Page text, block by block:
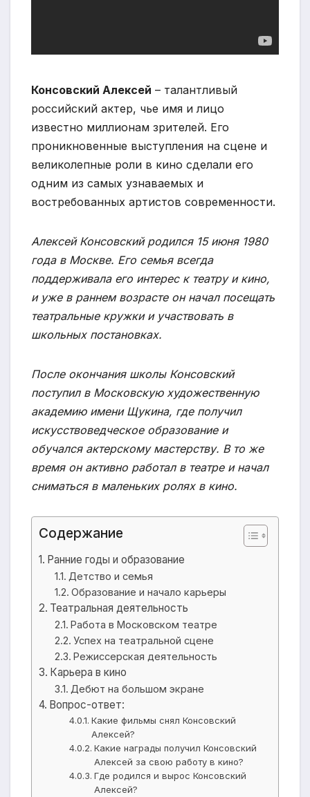
Консовский Алексей – талантливый
российский актер, чье имя и лицо
известно миллионам зрителей. Его
проникновенные выступления на сцене и
великолепные роли в кино сделали его
одним из самых узнаваемых и
востребованных артистов современности.
Алексей Консовский родился 15 июня 1980
года в Москве. Его семья всегда
поддерживала его интерес к театру и кино,
и уже в раннем возрасте он начал посещать
театральные кружки и участвовать в
школьных постановках.
После окончания школы Консовский
поступил в Московскую художественную
академию имени Щукина, где получил
искусствоведческое образование и
обучался актерскому мастерству. В то же
время он активно работал в театре и начал
сниматься в маленьких ролях в кино.
Содержание
Ранние годы и образование
Детство и семья
Образование и начало карьеры
Театральная деятельность
Работа в Московском театре
Успех на театральной сцене
Режиссерская деятельность
Карьера в кино
Дебют на большом экране
Вопрос-ответ:
Какие фильмы снял Консовский
Алексей?
Какие награды получил Консовский
Алексей за свою работу в кино?
Где родился и вырос Консовский
Алексей?